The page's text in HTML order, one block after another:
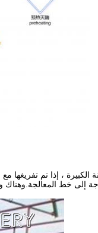
الكبيرة ، إذا تم
إلى خط